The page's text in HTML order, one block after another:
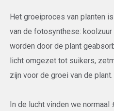
Het groeiproces van planten
van de fotosynthese: koolzuur
worden door de plant
licht omgezet tot suikers,
zijn voor de groei van de plant.
In de lucht vinden we